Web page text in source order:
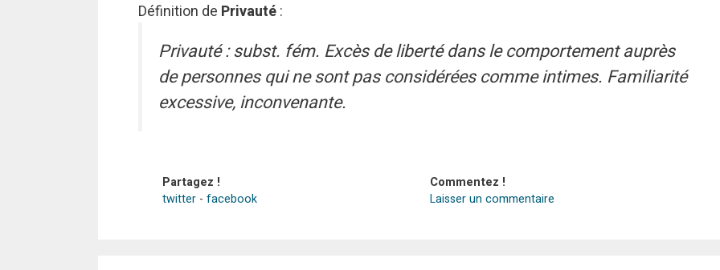
Définition de Privauté:
Privauté : subst. fém. Excès de liberté dans le comportement auprès
de personnes qui ne sont pas considérées comme intimes. Familiarité
excessive, inconvenante.
Partagez !
twitter - facebook
Commentez !
Laisser un commentaire